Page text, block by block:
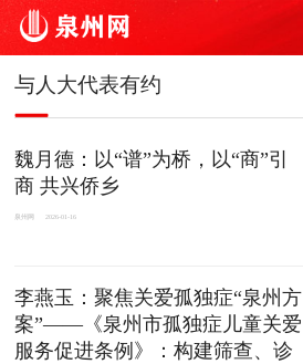
与人大代表有约
魏月德：以“谱”为桥，以“商”引
商 共兴侨乡
泉州网 2026-01-16
李燕玉：聚焦关爱孤独症“泉州方
案”——《泉州市孤独症儿童关爱
服务促进条例》：构建筛查、诊